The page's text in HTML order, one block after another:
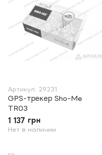
Артикул: 29231
GPS-трекер Sho-Me
TR03
1 137 грн
Нет в наличии